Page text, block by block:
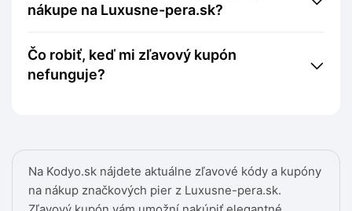
Na Kodyo.sk nájdete aktuálne zľavové kódy a kupóny
na nákup značkových pier z Luxusne-pera.sk.
nákupe na Luxusne-pera.sk?
Čo robiť, keď mi zľavový kupón
nefunguje?